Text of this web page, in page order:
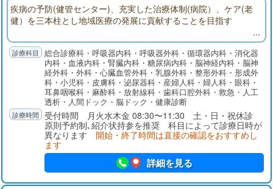
疾病の予防(健管センター)、充実した治療体制(病院）、ケア(老
健）を三本柱とし地域医療の発展に貢献することを目指す
総合診療科・呼吸器内科・呼吸器外科・循環器内科・消化器
内科・血液内科・腎臓内科・糖尿病内科・脳神経内科・脳神
経外科・外科・心臓血管外科・乳腺外科・整形外科・形成外
科・小児科・皮膚科・泌尿器科・産婦人科・婦人科・眼科・
耳鼻咽喉科・麻酔科・放射線科・歯科口腔外科・救急・人工
透析・人間ドック・脳ドック・健康診断
受付時間 月火水木金 08:30〜11:30 土・日・祝休診
原則予約制､紹介状持参を推奨 科目によって診療日時が
異なります 開始・終了時間は直接の確認をおすすめし
ます
詳細を見る